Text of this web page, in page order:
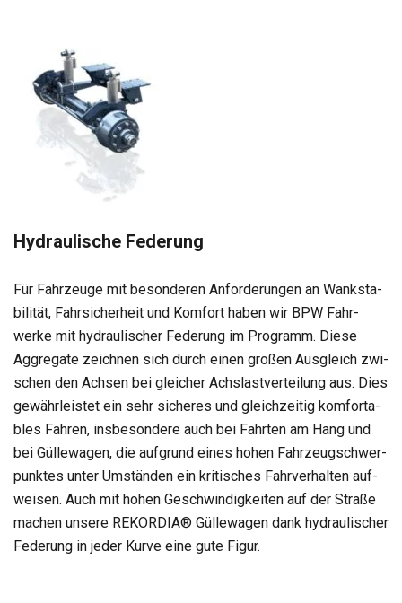
Hydrau­li­sche Fede­rung
Für Fahr­zeuge mit beson­de­ren Anfor­de­run­gen an Wank­sta­
bi­li­tät, Fahr­si­cher­heit und Kom­fort haben wir BPW Fahr­
werke mit hydrau­li­scher Fede­rung im Pro­gramm. Diese
Aggre­gate zeich­nen sich durch einen gro­ßen Aus­gleich zwi­
schen den Ach­sen bei glei­cher Achs­last­ver­tei­lung aus. Dies
gewähr­leis­tet ein sehr siche­res und gleich­zei­tig kom­for­ta­
bles Fah­ren, ins­be­son­dere auch bei Fahr­ten am Hang und
bei Gül­le­wa­gen, die auf­grund eines hohen Fahr­zeug­schwer­
punk­tes unter Umstän­den ein kri­ti­sches Fahr­ver­hal­ten auf­
wei­sen. Auch mit hohen Geschwin­dig­kei­ten auf der Straße
machen unsere REKORDIA® Gül­le­wa­gen dank hydrau­li­scher
Fede­rung in jeder Kurve eine gute Figur.